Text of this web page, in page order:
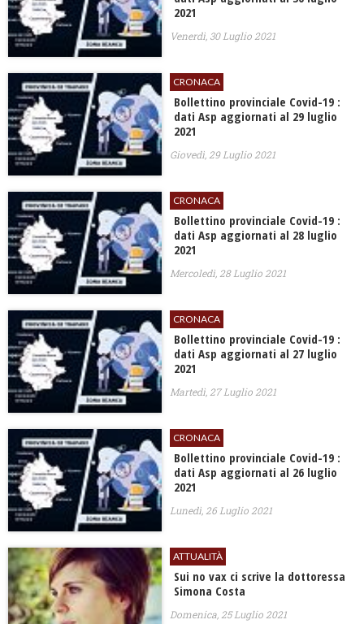
2021
Venerdì, 30 Luglio 2021
CRONACA
Bollettino provinciale Covid-19 :
dati Asp aggiornati al 29 luglio
2021
Giovedì, 29 Luglio 2021
CRONACA
Bollettino provinciale Covid-19 :
dati Asp aggiornati al 28 luglio
2021
Mercoledì, 28 Luglio 2021
CRONACA
Bollettino provinciale Covid-19 :
dati Asp aggiornati al 27 luglio
2021
Martedì, 27 Luglio 2021
CRONACA
Bollettino provinciale Covid-19 :
dati Asp aggiornati al 26 luglio
2021
Lunedì, 26 Luglio 2021
ATTUALITÀ
Sui no vax ci scrive la dottoressa
Simona Costa
Domenica, 25 Luglio 2021